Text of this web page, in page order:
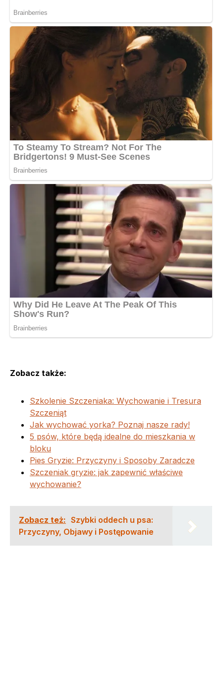
Zobacz także:
Szkolenie Szczeniaka: Wychowanie i Tresura
Szczeniąt
Jak wychować yorka? Poznaj nasze rady!
5 psów, które będą idealne do mieszkania w
bloku
Pies Gryzie: Przyczyny i Sposoby Zaradcze
Szczeniak gryzie: jak zapewnić właściwe
wychowanie?
Zobacz też: Szybki oddech u psa:
Przyczyny, Objawy i Postępowanie